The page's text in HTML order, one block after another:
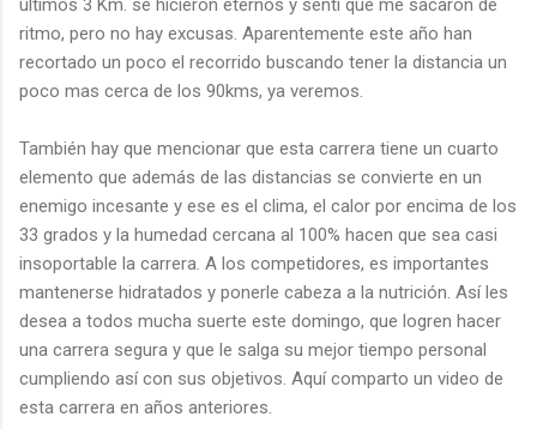
ritmo, pero no hay excusas. Aparentemente este año han
recortado un poco el recorrido buscando tener la distancia un
poco mas cerca de los 90kms, ya veremos.
También hay que mencionar que esta carrera tiene un cuarto
elemento que además de las distancias se convierte en un
enemigo incesante y ese es el clima, el calor por encima de los
33 grados y la humedad cercana al 100% hacen que sea casi
insoportable la carrera. A los competidores, es importantes
mantenerse hidratados y ponerle cabeza a la nutrición. Así les
desea a todos mucha suerte este domingo, que logren hacer
una carrera segura y que le salga su mejor tiempo personal
cumpliendo así con sus objetivos. Aquí comparto un video de
esta carrera en años anteriores.